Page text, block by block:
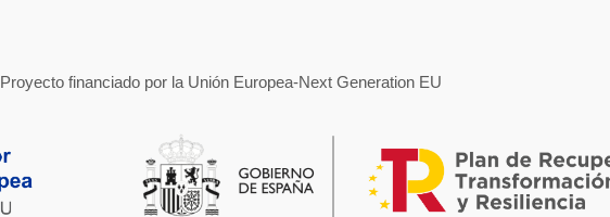
Proyecto financiado por la Unión Europea-Next Generation EU